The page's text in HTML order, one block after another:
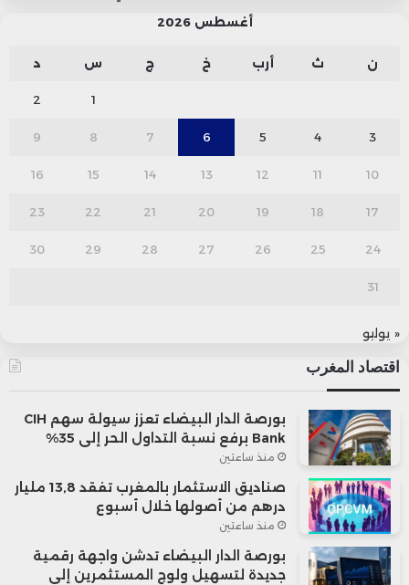
أغسطس 2026
ن ث أرب خ ج س د
1
2
3
4
5
6
7
8
9
10
11
12
13
14
15
16
17
18
19
20
21
22
23
24
25
26
27
28
29
30
31
« يوليو
اقتصاد المغرب
بورصة الدار البيضاء تعزز سيولة سهم CIH
Bank برفع نسبة التداول الحر إلى 35%
منذ ساعتين
صناديق الاستثمار بالمغرب تفقد 13,8 مليار
درهم من أصولها خلال أسبوع
منذ ساعتين
بورصة الدار البيضاء تدشن واجهة رقمية
جديدة لتسهيل ولوج المستثمرين إلى